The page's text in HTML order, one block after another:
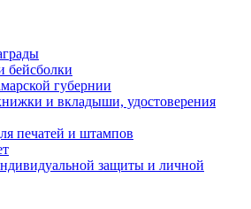
бейсболки
губернии
и вкладыши, удостоверения
печатей и штампов
защиты и личной